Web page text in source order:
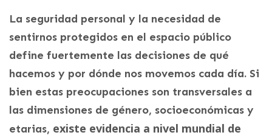
La seguridad personal y la necesidad de
sentirnos protegidos en el espacio público
define fuertemente las decisiones de qué
hacemos y por dónde nos movemos cada día. Si
bien estas preocupaciones son transversales a
las dimensiones de género, socioeconómicas y
etarias, existe evidencia a nivel mundial de